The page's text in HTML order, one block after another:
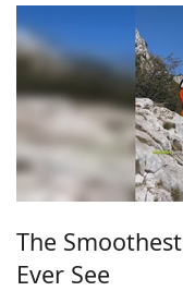
The
Ever See